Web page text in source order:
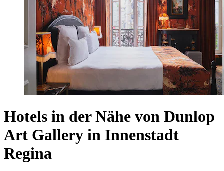
Hotels in der Nähe von Dunlop
Art Gallery in Innenstadt
Regina